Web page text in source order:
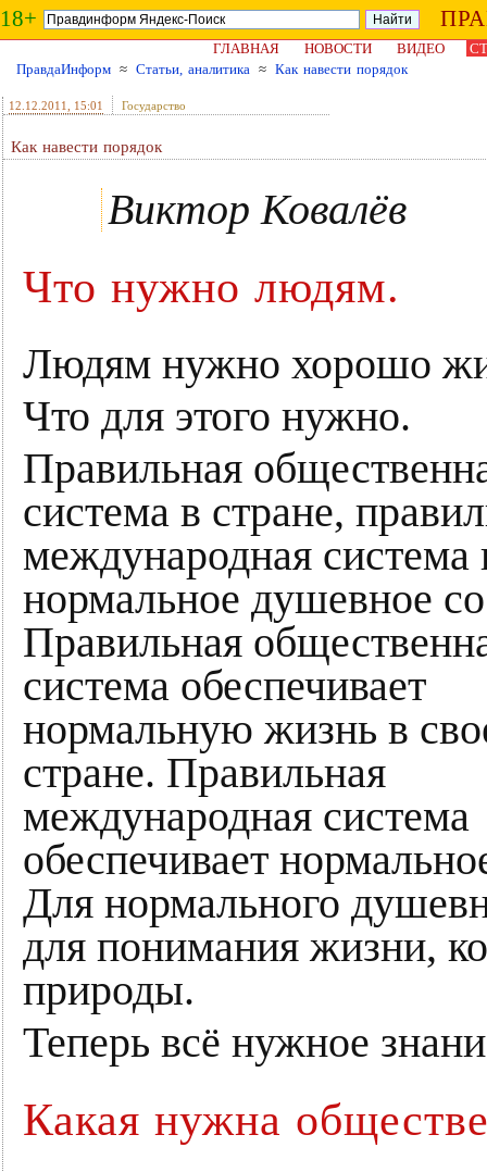
18+
ГЛАВНАЯ НОВОСТИ ВИДЕО
ПравдаИнформ ≈ Статьи, аналитика ≈ Как навести порядок
12.12.2011 , 15:01 Государство
Как навести порядок
Виктор Ковалёв
Что нужно людям.
Людям нужно хорошо
Что для этого нужно.
Правильная
система в стране,
международная система
нормальное душевное
Правильная
система обеспечивает
нормальную жизнь в
стране. Правильная
международная система
обеспечивает
Для нормального
для понимания жизни,
природы.
Теперь всё нужное
Какая нужна